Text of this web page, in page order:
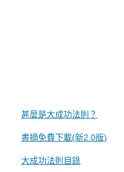
甚麼是大成功法則？
書摘免費下載(新2.0版)
大成功法則目錄